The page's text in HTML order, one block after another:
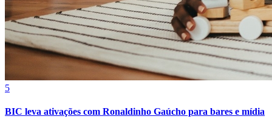
5
BIC leva ativações com Ronaldinho Gaúcho para bares e mídia